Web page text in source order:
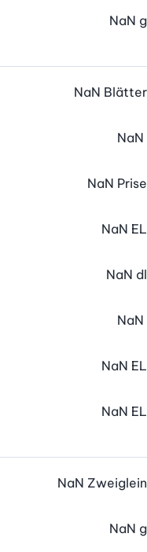
NaN g
NaN Blätter
NaN
NaN Prise
NaN EL
NaN dl
NaN
NaN EL
NaN EL
NaN Zweiglein
NaN g